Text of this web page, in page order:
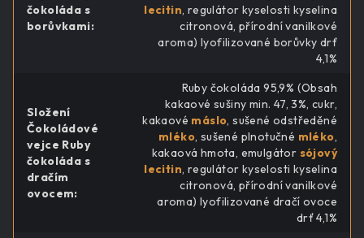
čokoláda s
borůvkami:
lecitin, regulátor kyselosti kyselina
citronová, přírodní vanilkové
aroma) lyofilizované borůvky drť
4,1%
Složení
Čokoládové
vejce Ruby
čokoláda s
dračím
ovocem:
Ruby čokoláda 95,9% (Obsah
kakaové sušiny min. 47, 3%, cukr,
kakaové máslo, sušené odstředěné
mléko, sušené plnotučné mléko,
kakaová hmota, emulgátor sójový
lecitin, regulátor kyselosti kyselina
citronová, přírodní vanilkové
aroma) lyofilizované dračí ovoce
drť 4,1%